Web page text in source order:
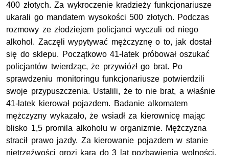
400 złotych. Za wykroczenie kradzieży funkcjonariusze
ukarali go mandatem wysokości 500 złotych. Podczas
rozmowy ze złodziejem policjanci wyczuli od niego
alkohol. Zaczęli wypytywać mężczyznę o to, jak dostał
się do sklepu. Początkowo 41-latek próbował oszukać
policjantów twierdząc, że przywiózł go brat. Po
sprawdzeniu monitoringu funkcjonariusze potwierdzili
swoje przypuszczenia. Ustalili, że to nie brat, a właśnie
41-latek kierował pojazdem. Badanie alkomatem
mężczyzny wykazało, że wsiadł za kierownicę mając
blisko 1,5 promila alkoholu w organizmie. Mężczyzna
stracił prawo jazdy. Za kierowanie pojazdem w stanie
nietrzeźwości grozi kara do 3 lat pozbawienia wolności.